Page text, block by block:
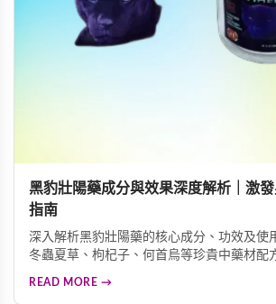
黑豹壯陽藥成分與效果深度解析｜激
指南
深入解析黑豹壯陽藥的核心成分、功效及使
冬蟲夏草、枸杞子、何首烏等珍貴中藥材配
READ MORE →